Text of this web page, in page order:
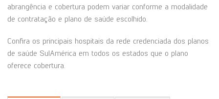
abrangência e cobertura podem variar conforme a modalidade
de contratação e plano de saúde escolhido.
Confira os principais hospitais da rede credenciada dos planos
de saúde SulAmérica em todos os estados que o plano
oferece cobertura.